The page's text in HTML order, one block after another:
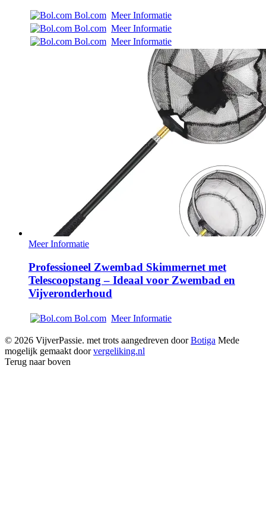
Bol.com Meer Informatie
Bol.com Meer Informatie
Bol.com Meer Informatie
Meer Informatie
Professioneel Zwembad Skimmernet met
Telescoopstang – Ideaal voor Zwembad en
Vijveronderhoud
Bol.com Meer Informatie
© 2026 VijverPassie. met trots aangedreven doorBotiga Mede
mogelijk gemaakt doorvergeliking.nl
Terug naar boven